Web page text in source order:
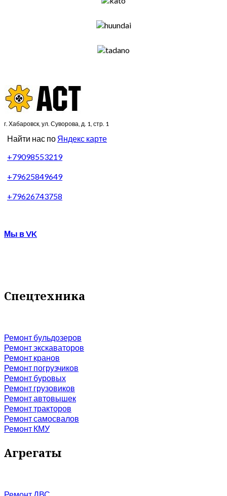
г. Хабаровск, ул. Суворова, д. 1, стр. 1
Найти нас по Яндекс карте
+79098553219
+79625849649
+79626743758
Мы в VK
Спецтехника
Ремонт бульдозеров
Ремонт экскаваторов
Ремонт кранов
Ремонт погрузчиков
Ремонт буровых
Ремонт грузовиков
Ремонт автовышек
Ремонт тракторов
Ремонт самосвалов
Ремонт КМУ
Агрегаты